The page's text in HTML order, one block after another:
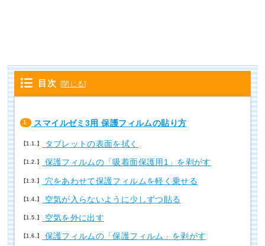
目次 [閉じる]
1. スマイルゼミ3用 保護フィルムの貼り方
1.1. タブレットの表面を拭く
1.2. 保護フィルムの「吸着面保護用1」を剥がす
1.3. 穴をあわせて保護フィルムを軽く乗せる
1.4. 空気が入らないように少しずつ貼る
1.5. 空気を外に出す
1.6. 保護フィルムの「保護フィルム」を剥がす